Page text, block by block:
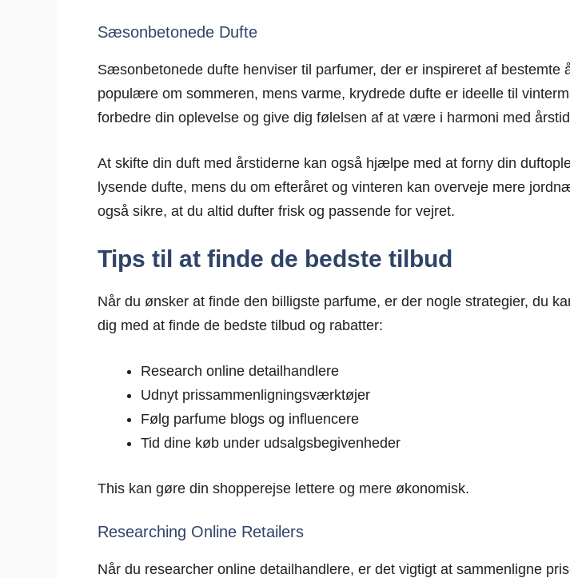
Sæsonbetonede Dufte
Sæsonbetonede dufte henviser til parfumer, der er inspireret af bestemte
populære om sommeren, mens varme, krydrede dufte er ideelle til
forbedre din oplevelse og give dig følelsen af at være i harmoni med
At skifte din duft med årstiderne kan også hjælpe med at forny din
lysende dufte, mens du om efteråret og vinteren kan overveje mere
også sikre, at du altid dufter frisk og passende for vejret.
Tips til at finde de bedste tilbud
Når du ønsker at finde den billigste parfume, er der nogle strategier, du
dig med at finde de bedste tilbud og rabatter:
Research online detailhandlere
Udnyt prissammenligningsværktøjer
Følg parfume blogs og influencere
Tid dine køb under udsalgsbegivenheder
This kan gøre din shopperejse lettere og mere økonomisk.
Researching Online Retailers
Når du researcher online detailhandlere, er det vigtigt at sammenligne